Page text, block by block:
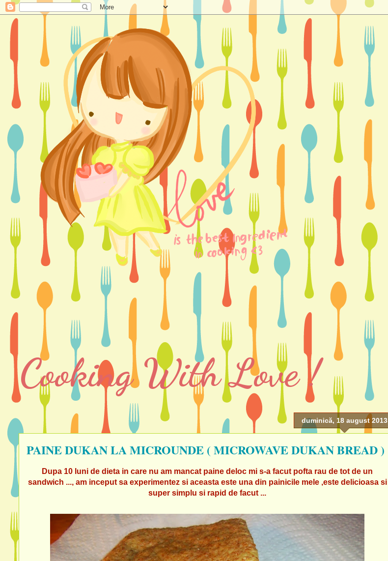
Cooking With Love !
duminică, 18 august 2013
PAINE DUKAN LA MICROUNDE ( MICROWAVE DUKAN BREAD )
Dupa 10 luni de dieta in care nu am mancat paine deloc mi s-a facut pofta rau de tot de un
sandwich ..., am inceput sa experimentez si aceasta este una din painicile mele ,este delicioasa si
super simplu si rapid de facut ...